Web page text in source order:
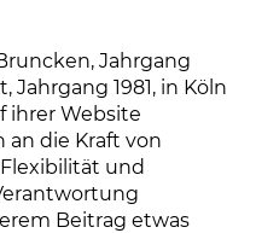
Jahrgang
Jahrgang 1981, in Köln
ihrer Website
an die Kraft von
und
Beitrag etwas